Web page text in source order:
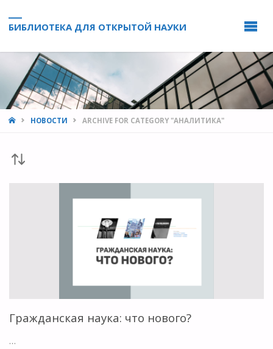
БИБЛИОТЕКА ДЛЯ ОТКРЫТОЙ НАУКИ
HOMEНОВОСТИ ARCHIVE FOR CATEGORY "АНАЛИТИКА"
Гражданская наука: что нового?
…